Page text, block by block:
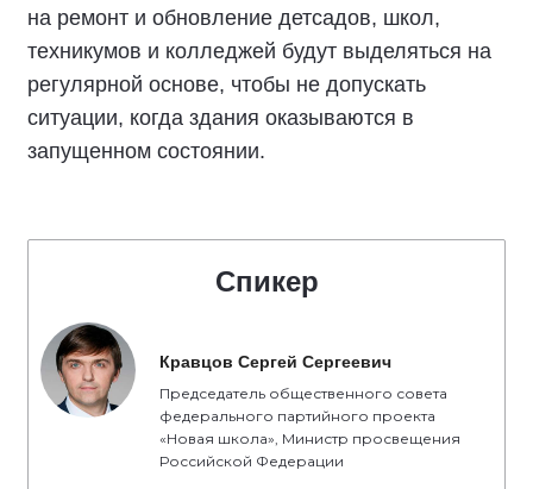
на ремонт и обновление детсадов, школ,
техникумов и колледжей будут выделяться на
регулярной основе, чтобы не допускать
ситуации, когда здания оказываются в
запущенном состоянии.
Спикер
Кравцов Сергей Сергеевич
Председатель общественного совета
федерального партийного проекта
«Новая школа», Министр просвещения
Российской Федерации